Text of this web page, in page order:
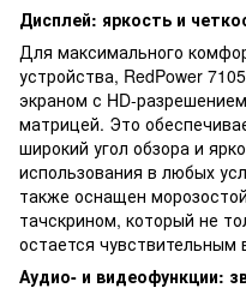
Дисплей: яркость и
Для максимального
устройства, RedPower
экраном с HD-
матрицей. Это
широкий угол обзора и
использования в любых
также оснащен
тачскрином, который не
остается чувствительным
Аудио- и видеофункции: